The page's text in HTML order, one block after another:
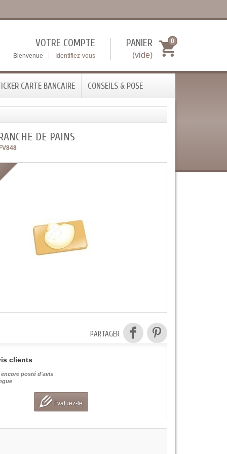
PANIER
(vide)
0
VOTRE COMPTE
Bienvenue Identifiez-vous
CARTE BANCAIRE CONSEILS & POSE
DE PAINS
PARTAGER
clients
posté d'avis
Evaluez-le